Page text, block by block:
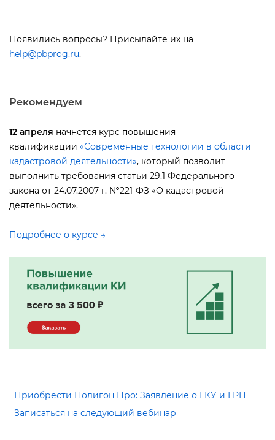
Появились вопросы? Присылайте их на
help@pbprog.ru.
Рекомендуем
12 апреля начнется курс повышения
квалификации «Современные технологии в области
кадастровой деятельности», который позволит
ыполнить требования статьи 29.1 Федерального
закона от 24.07.2007 г. №221-ФЗ «О кадастровой
деятельности».
Подробнее о курсе →
Приобрести Полигон Про: Заявление о ГКУ и ГРП
Записаться на следующий вебинар